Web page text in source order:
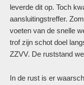
leverde dit op. Toch
aansluitingstreffer.
voeten van de snelle
trof zijn schot doel
ZZVV. De ruststand
In de rust is er